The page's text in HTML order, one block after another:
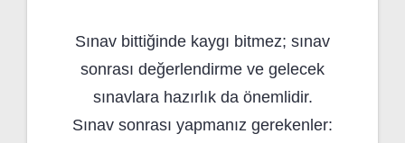
Sınav bittiğinde kaygı bitmez; sınav
sonrası değerlendirme ve gelecek
sınavlara hazırlık da önemlidir.
Sınav sonrası yapmanız gerekenler: